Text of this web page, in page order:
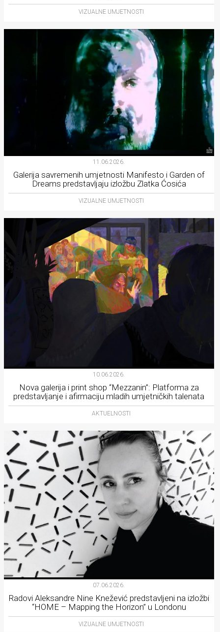
VIZUALNE UMJETNOSTI
11.06.2026.
Galerija savremenih umjetnosti Manifesto i Garden of
Dreams predstavljaju izložbu Zlatka Ćosića
VIZUALNE UMJETNOSTI
10.06.2026.
Nova galerija i print shop “Mezzanin”: Platforma za
predstavljanje i afirmaciju mladih umjetničkih talenata
AKTUELNOSTI
07.06.2026.
Radovi Aleksandre Nine Knežević predstavljeni na izložbi
“HOME – Mapping the Horizon” u Londonu
VIZUALNE UMJETNOSTI